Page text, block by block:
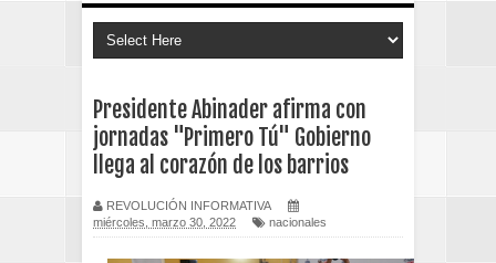
Presidente Abinader afirma con
jornadas "Primero Tú" Gobierno
llega al corazón de los barrios
REVOLUCIÓN INFORMATIVA
miércoles, marzo 30, 2022
nacionales